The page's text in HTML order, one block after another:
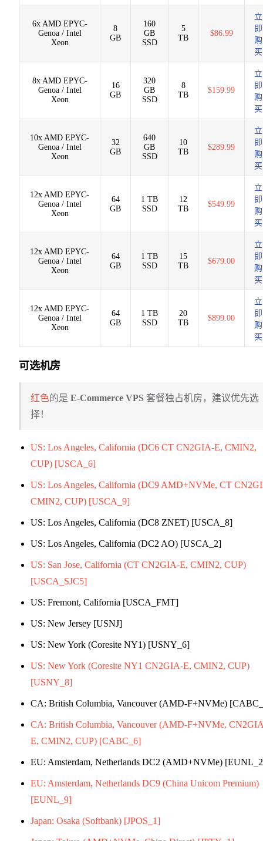
6x AMD EPYC-
Genoa / Intel
Xeon
8
GB
160
GB
SSD
5
TB
$86.99
立
即
购
买
8x AMD EPYC-
Genoa / Intel
Xeon
16
GB
320
GB
SSD
8
TB
$159.99
立
即
购
买
10x AMD EPYC-
Genoa / Intel
Xeon
32
GB
640
GB
SSD
10
TB
$289.99
立
即
购
买
12x AMD EPYC-
Genoa / Intel
Xeon
64
GB
1 TB
SSD
12
TB
$549.99
立
即
购
买
12x AMD EPYC-
Genoa / Intel
Xeon
64
GB
1 TB
SSD
15
TB
$679.00
立
即
购
买
12x AMD EPYC-
Genoa / Intel
Xeon
64
GB
1 TB
SSD
20
TB
$899.00
立
即
购
买
可选机房
红色的是 E-Commerce VPS 套餐独占机房，建议优先选
择！
US: Los Angeles, California (DC6 CT CN2GIA-E, CMIN2,
CUP) [USCA_6]
US: Los Angeles, California (DC9 AMD+NVMe, CT
CMIN2, CUP) [USCA_9]
US: Los Angeles, California (DC8 ZNET) [USCA_8]
US: Los Angeles, California (DC2 AO) [USCA_2]
US: San Jose, California (CT CN2GIA-E, CMIN2, CUP)
[USCA_SJC5]
US: Fremont, California [USCA_FMT]
US: New Jersey [USNJ]
US: New York (Coresite NY1) [USNY_6]
US: New York (Coresite NY1 CN2GIA-E, CMIN2, CUP)
[USNY_8]
CA: British Columbia, Vancouver (AMD-F+NVMe)
CA: British Columbia, Vancouver (AMD-F+NVMe,
E, CMIN2, CUP) [CABC_6]
EU: Amsterdam, Netherlands DC2 (AMD+NVMe)
EU: Amsterdam, Netherlands DC9 (China Unicom Premium)
[EUNL_9]
Japan: Osaka (Softbank) [JPOS_1]